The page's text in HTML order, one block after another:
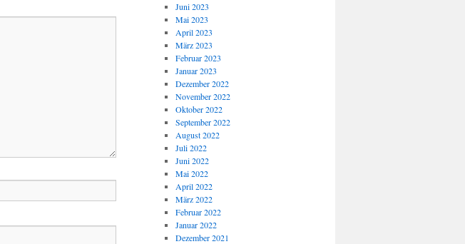
Juni 2023
Mai 2023
April 2023
März 2023
Februar 2023
Januar 2023
Dezember 2022
November 2022
Oktober 2022
September 2022
August 2022
Juli 2022
Juni 2022
Mai 2022
April 2022
März 2022
Februar 2022
Januar 2022
Dezember 2021